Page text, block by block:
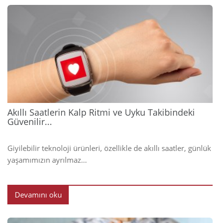
Akıllı Saatlerin Kalp Ritmi ve Uyku Takibindeki
Güvenilir...
Giyilebilir teknoloji ürünleri, özellikle de akıllı saatler, günlük
yaşamımızın ayrılmaz...
Devamını oku